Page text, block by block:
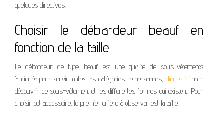
quelques directives.
Choisir le débardeur beauf en
fonction de la taille
Le débardeur de type beauf est une qualité de sous-vêtements
fabriquée pour servir toutes les catégories de personnes, cliquez icipour
découvrir ce sous-vêtement et les différentes formes qui existent. Pour
choisir cet accessoire, le premier critère à observer est la taille.